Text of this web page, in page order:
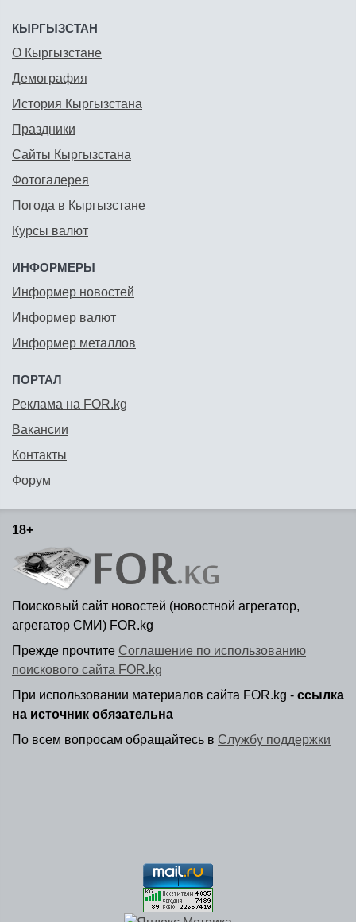
КЫРГЫЗСТАН
О Кыргызстане
Демография
История Кыргызстана
Праздники
Сайты Кыргызстана
Фотогалерея
Погода в Кыргызстане
Курсы валют
ИНФОРМЕРЫ
Информер новостей
Информер валют
Информер металлов
ПОРТАЛ
Реклама на FOR.kg
Вакансии
Контакты
Форум
18+
Поисковый сайт новостей (новостной агрегатор,
агрегатор СМИ) FOR.kg
Прежде прочтите Соглашение по использованию
поискового сайта FOR.kg
При использовании материалов сайта FOR.kg - ссылка
на источник обязательна
По всем вопросам обращайтесь в Службу поддержки